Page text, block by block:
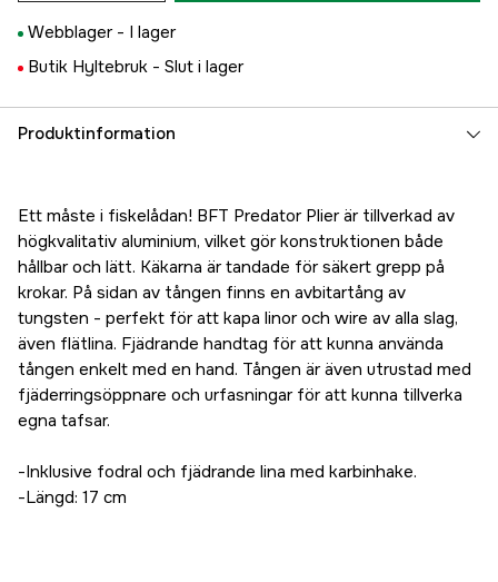
Webblager - I lager
Butik Hyltebruk - Slut i lager
Produktinformation
Ett måste i fiskelådan! BFT Predator Plier är tillverkad av
högkvalitativ aluminium, vilket gör konstruktionen både
hållbar och lätt. Käkarna är tandade för säkert grepp på
krokar. På sidan av tången finns en avbitartång av
tungsten - perfekt för att kapa linor och wire av alla slag,
även flätlina. Fjädrande handtag för att kunna använda
tången enkelt med en hand. Tången är även utrustad med
fjäderringsöppnare och urfasningar för att kunna tillverka
egna tafsar.
-Inklusive fodral och fjädrande lina med karbinhake.
-Längd: 17 cm